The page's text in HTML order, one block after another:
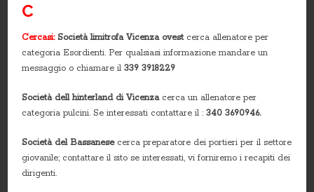
C
Cercasi: Società limitrofa Vicenza ovestcerca allenatore per
categoria Esordienti. Per qualsiasi informazione mandare un
messaggio o chiamare il 339 3918229
Società dell hinterland di Vicenzacerca un allenatore per
categoria pulcini. Se interessati contattare il : 340 3690946.
Società del Bassanesecerca preparatore dei portieri per il settore
giovanile; contattare il sito se interessati, vi forniremo i recapiti dei
dirigenti.